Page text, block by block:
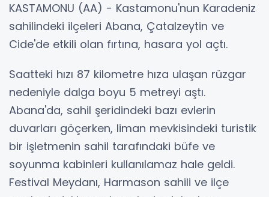
KASTAMONU (AA) - Kastamonu'nun Karadeniz
sahilindeki ilçeleri Abana, Çatalzeytin ve
Cide'de etkili olan fırtına, hasara yol açtı.
Saatteki hızı 87 kilometre hıza ulaşan rüzgar
nedeniyle dalga boyu 5 metreyi aştı.
Abana'da, sahil şeridindeki bazı evlerin
duvarları göçerken, liman mevkisindeki turistik
bir işletmenin sahil tarafındaki büfe ve
soyunma kabinleri kullanılamaz hale geldi.
Festival Meydanı, Harmason sahili ve ilçe